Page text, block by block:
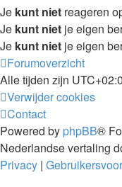
Je kunt niet reageren
Je kunt niet je eigen
Je kunt niet je eigen
Forumoverzicht
Alle tijden zijn
Verwijder cookies
Contact
Powered by phpBB®
Nederlandse vertaling
Privacy |